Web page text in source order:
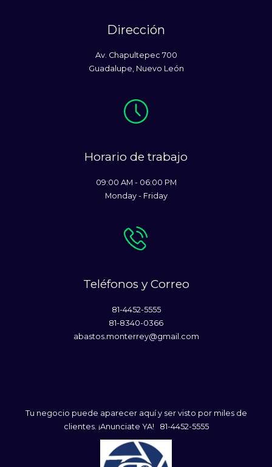
Dirección
Av. Chapultepec 700
Guadalupe, Nuevo León
Horario de trabajo
09:00 AM - 06:00 PM
Monday - Friday
Teléfonos y Correo
81-4452-5555
81-8340-0366
abastos.monterrey@gmail.com
Tu negocio puede aparecer aquí y ser visto por miles de
clientes. ¡Anunciate YA! 81-4452-5555